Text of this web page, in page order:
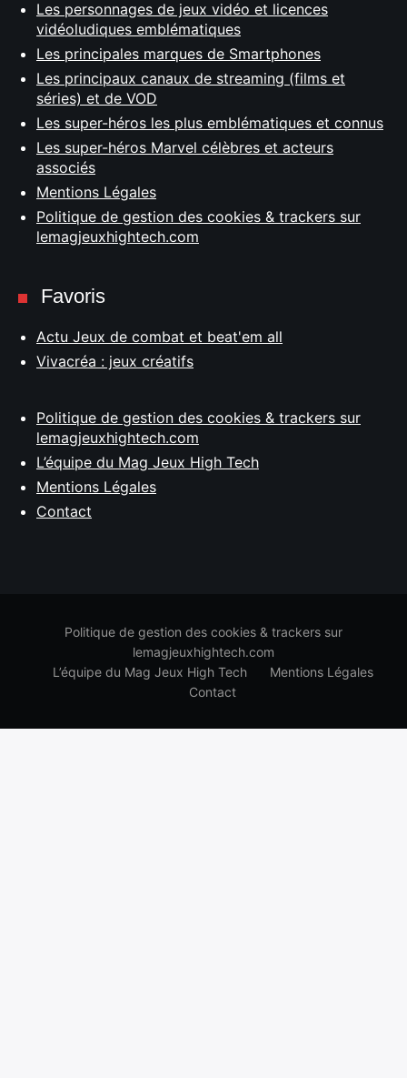
Les personnages de jeux vidéo et licences
vidéoludiques emblématiques
Les principales marques de Smartphones
Les principaux canaux de streaming (films et
séries) et de VOD
Les super-héros les plus emblématiques et connus
Les super-héros Marvel célèbres et acteurs
associés
Mentions Légales
Politique de gestion des cookies & trackers sur
lemagjeuxhightech.com
Favoris
Actu Jeux de combat et beat'em all
Vivacréa : jeux créatifs
Politique de gestion des cookies & trackers sur
lemagjeuxhightech.com
L’équipe du Mag Jeux High Tech
Mentions Légales
Contact
Politique de gestion des cookies & trackers sur
lemagjeuxhightech.com
L’équipe du Mag Jeux High Tech
Mentions Légales
Contact